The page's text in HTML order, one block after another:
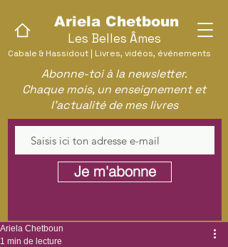
Cabale & Hassidout | Livres, vidéos, événements
Ariela Chetboun
Les Belles Âmes
Abonne-toi à la newsletter.
Chaque mois, un enseignement et
l'actualité de mes livres
Je m'abonne
Ariela Chetboun
1 min de lecture